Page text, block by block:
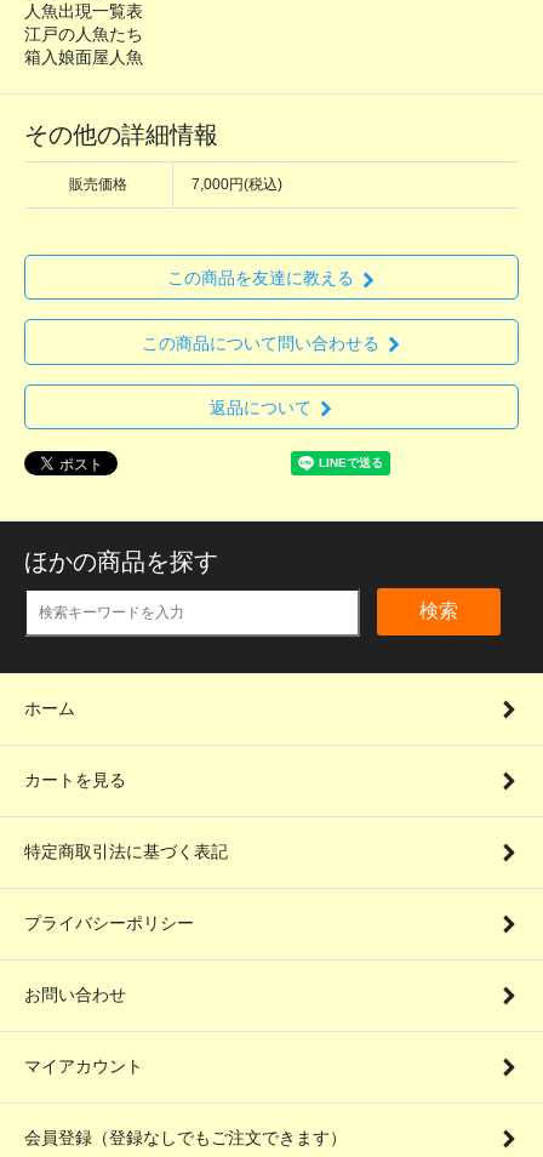
人魚出現一覧表
江戸の人魚たち
箱入娘面屋人魚
その他の詳細情報
販売価格 7,000円(税込)
この商品を友達に教える
この商品について問い合わせる
返品について
ほかの商品を探す
検索
ホーム
カートを見る
特定商取引法に基づく表記
プライバシーポリシー
お問い合わせ
マイアカウント
会員登録（登録なしでもご注文できます）